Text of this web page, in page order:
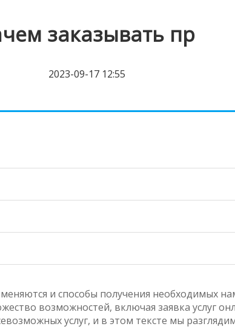
заказывать пр
2023-09-17 12:55
и способы получения необходимых
возможностей, включая заявка услуг
услуг, и в этом тексте мы